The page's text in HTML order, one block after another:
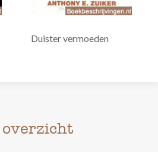
Duister vermoeden